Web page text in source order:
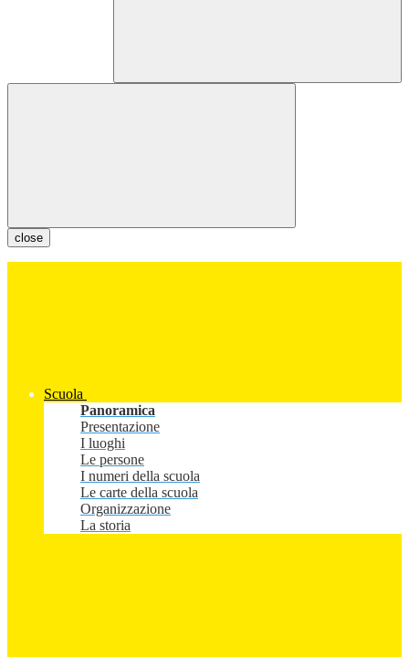
close
Scuola
Panoramica
Presentazione
I luoghi
Le persone
I numeri della scuola
Le carte della scuola
Organizzazione
La storia